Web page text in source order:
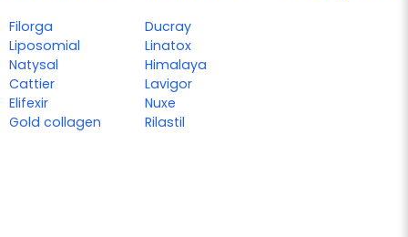
Filorga
Liposomial
Natysal
Cattier
Elifexir
Gold collagen
Ducray
Linatox
Himalaya
Lavigor
Nuxe
Rilastil